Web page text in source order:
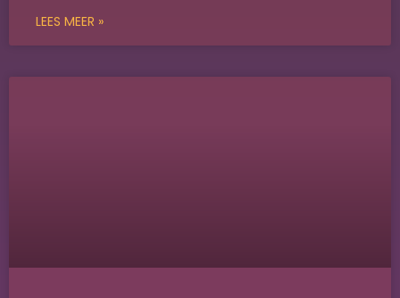
LEES MEER »